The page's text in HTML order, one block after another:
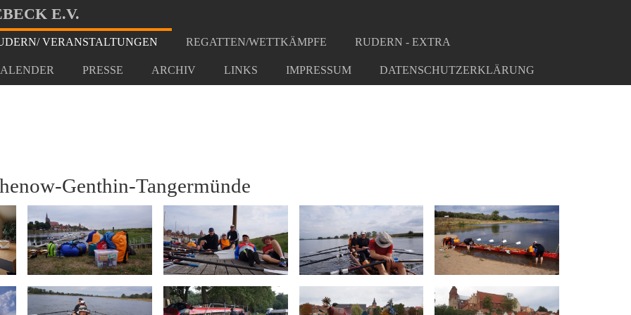
E.V.
VERANSTALTUNGEN REGATTEN/WETTKÄMPFE RUDERN - EXTRA
PRESSE ARCHIV LINKS IMPRESSUM DATENSCHUTZERKLÄRUNG
Genthin-Tangermünde